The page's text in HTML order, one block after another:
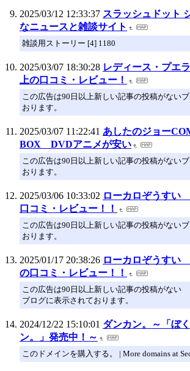
2025/03/12 12:33:37 スラッシュドット
なニュースと雑談サイト
雑談用ストーリー [4] 1180
2025/03/07 18:30:28 レディース・プエ
上の口コミ・レビュー！
この広告は90日以上新しい記事の投稿がない
おります。
2025/03/07 11:22:41 あしたのジョー
BOX DVDアニメが安い
この広告は90日以上新しい記事の投稿がない
おります。
2025/03/06 10:33:02 ローカロぞうすい
口コミ・レビュー！！
この広告は90日以上新しい記事の投稿がない
おります。
2025/01/17 20:38:26 ローカロぞうすい
の口コミ・レビュー！！
この広告は90日以上新しい記事の投稿がない
ブログに表示されております。
2024/12/22 15:10:01 ダンカン。～「ぼ
ン。」発売中！～
このドメインを購入する。 | More domains at